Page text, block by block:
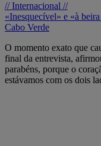
// Internacional //
«Inesquecível» e «à
Cabo Verde
O momento exato que
final da entrevista,
parabéns, porque o
estávamos com os dois